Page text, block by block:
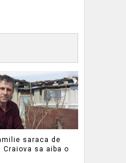
saraca de
Craiova sa aiba o